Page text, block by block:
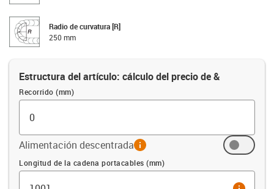
Radio de curvatura [R]
250 mm
Estructura del artículo: cálculo del precio de &
Recorrido (mm)
Alimentación descentradainfo
Compensación (mm)
Longitud de la cadena portacables (mm)
info